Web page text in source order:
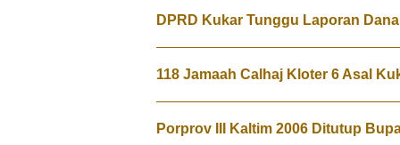
DPRD Kukar Tunggu Laporan
118 Jamaah Calhaj Kloter 6 Asal
Porprov III Kaltim 2006 Ditutup